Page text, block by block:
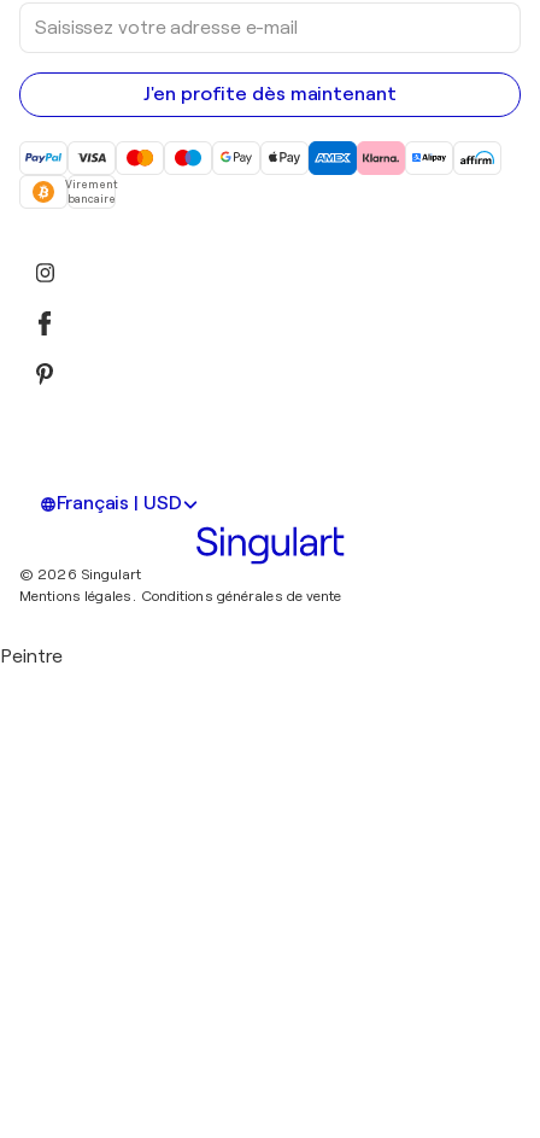
Saisissez
votre
adresse
e-
mail
J'en profite dès maintenant
Virement
bancaire
Français | USD
© 2026 Singulart
Mentions légales. Conditions générales de vente
Peintre